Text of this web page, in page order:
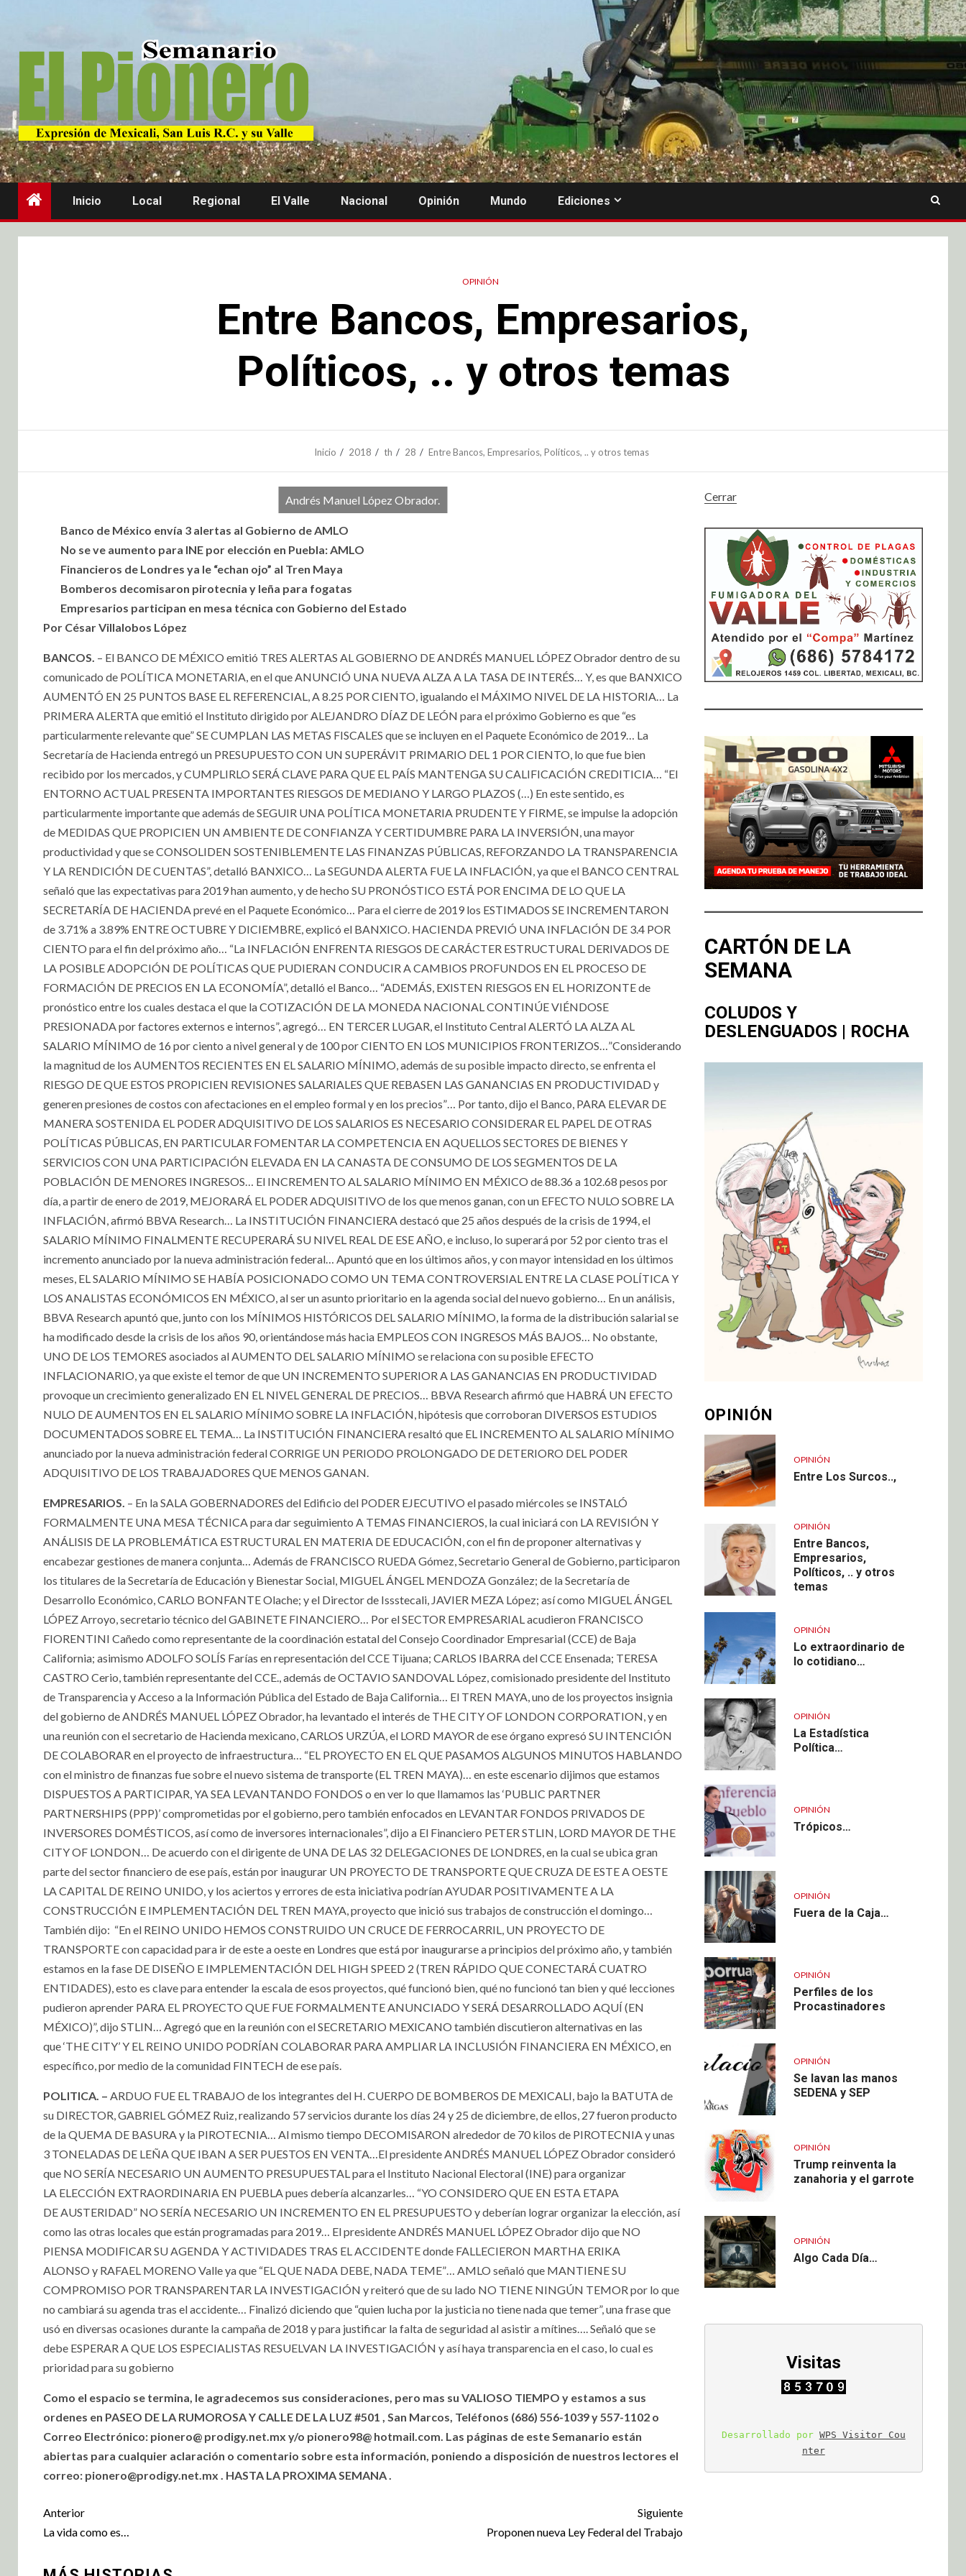
Inicio Local Regional El Valle Nacional Opinión Mundo Ediciones
OPINIÓN
Entre Bancos, Empresarios,
Políticos, .. y otros temas
Inicio 2018 th 28 Entre Bancos, Empresarios, Políticos, .. y otros temas
Andrés Manuel López Obrador.
Banco de México envía 3 alertas al Gobierno de AMLO
No se ve aumento para INE por elección en Puebla: AMLO
Financieros de Londres ya le “echan ojo” al Tren Maya
Bomberos decomisaron pirotecnia y leña para fogatas
Empresarios participan en mesa técnica con Gobierno del Estado
Por César Villalobos López
BANCOS. – El BANCO DE MÉXICO emitió TRES ALERTAS AL GOBIERNO DE ANDRÉS MANUEL LÓPEZ Obrador dentro de su
comunicado de POLÍTICA MONETARIA, en el que ANUNCIÓ UNA NUEVA ALZA A LA TASA DE INTERÉS… Y, es que BANXICO
AUMENTÓ EN 25 PUNTOS BASE EL REFERENCIAL, A 8.25 POR CIENTO, igualando el MÁXIMO NIVEL DE LA HISTORIA… La
PRIMERA ALERTA que emitió el Instituto dirigido por ALEJANDRO DÍAZ DE LEÓN para el próximo Gobierno es que “es
particularmente relevante que” SE CUMPLAN LAS METAS FISCALES que se incluyen en el Paquete Económico de 2019… La
Secretaría de Hacienda entregó un PRESUPUESTO CON UN SUPERÁVIT PRIMARIO DEL 1 POR CIENTO, lo que fue bien
recibido por los mercados, y CUMPLIRLO SERÁ CLAVE PARA QUE EL PAÍS MANTENGA SU CALIFICACIÓN CREDITICIA… “El
ENTORNO ACTUAL PRESENTA IMPORTANTES RIESGOS DE MEDIANO Y LARGO PLAZOS (…) En este sentido, es
particularmente importante que además de SEGUIR UNA POLÍTICA MONETARIA PRUDENTE Y FIRME, se impulse la adopción
de MEDIDAS QUE PROPICIEN UN AMBIENTE DE CONFIANZA Y CERTIDUMBRE PARA LA INVERSIÓN, una mayor
productividad y que se CONSOLIDEN SOSTENIBLEMENTE LAS FINANZAS PÚBLICAS, REFORZANDO LA TRANSPARENCIA
Y LA RENDICIÓN DE CUENTAS”, detalló BANXICO… La SEGUNDA ALERTA FUE LA INFLACIÓN, ya que el BANCO CENTRAL
señaló que las expectativas para 2019 han aumento, y de hecho SU PRONÓSTICO ESTÁ POR ENCIMA DE LO QUE LA
SECRETARÍA DE HACIENDA prevé en el Paquete Económico… Para el cierre de 2019 los ESTIMADOS SE INCREMENTARON
de 3.71% a 3.89% ENTRE OCTUBRE Y DICIEMBRE, explicó el BANXICO. HACIENDA PREVIÓ UNA INFLACIÓN DE 3.4 POR
CIENTO para el fin del próximo año… “La INFLACIÓN ENFRENTA RIESGOS DE CARÁCTER ESTRUCTURAL DERIVADOS DE
LA POSIBLE ADOPCIÓN DE POLÍTICAS QUE PUDIERAN CONDUCIR A CAMBIOS PROFUNDOS EN EL PROCESO DE
FORMACIÓN DE PRECIOS EN LA ECONOMÍA”, detalló el Banco… “ADEMÁS, EXISTEN RIESGOS EN EL HORIZONTE de
pronóstico entre los cuales destaca el que la COTIZACIÓN DE LA MONEDA NACIONAL CONTINÚE VIÉNDOSE
PRESIONADA por factores externos e internos”, agregó… EN TERCER LUGAR, el Instituto Central ALERTÓ LA ALZA AL
SALARIO MÍNIMO de 16 por ciento a nivel general y de 100 por CIENTO EN LOS MUNICIPIOS FRONTERIZOS…”Considerando
la magnitud de los AUMENTOS RECIENTES EN EL SALARIO MÍNIMO, además de su posible impacto directo, se enfrenta el
RIESGO DE QUE ESTOS PROPICIEN REVISIONES SALARIALES QUE REBASEN LAS GANANCIAS EN PRODUCTIVIDAD y
generen presiones de costos con afectaciones en el empleo formal y en los precios”… Por tanto, dijo el Banco, PARA ELEVAR DE
MANERA SOSTENIDA EL PODER ADQUISITIVO DE LOS SALARIOS ES NECESARIO CONSIDERAR EL PAPEL DE OTRAS
POLÍTICAS PÚBLICAS, EN PARTICULAR FOMENTAR LA COMPETENCIA EN AQUELLOS SECTORES DE BIENES Y
SERVICIOS CON UNA PARTICIPACIÓN ELEVADA EN LA CANASTA DE CONSUMO DE LOS SEGMENTOS DE LA
POBLACIÓN DE MENORES INGRESOS… El INCREMENTO AL SALARIO MÍNIMO EN MÉXICO de 88.36 a 102.68 pesos por
día, a partir de enero de 2019, MEJORARÁ EL PODER ADQUISITIVO de los que menos ganan, con un EFECTO NULO SOBRE LA
INFLACIÓN, afirmó BBVA Research… La INSTITUCIÓN FINANCIERA destacó que 25 años después de la crisis de 1994, el
SALARIO MÍNIMO FINALMENTE RECUPERARÁ SU NIVEL REAL DE ESE AÑO, e incluso, lo superará por 52 por ciento tras el
incremento anunciado por la nueva administración federal… Apuntó que en los últimos años, y con mayor intensidad en los últimos
meses, EL SALARIO MÍNIMO SE HABÍA POSICIONADO COMO UN TEMA CONTROVERSIAL ENTRE LA CLASE POLÍTICA Y
LOS ANALISTAS ECONÓMICOS EN MÉXICO, al ser un asunto prioritario en la agenda social del nuevo gobierno… En un análisis,
BBVA Research apuntó que, junto con los MÍNIMOS HISTÓRICOS DEL SALARIO MÍNIMO, la forma de la distribución salarial se
ha modificado desde la crisis de los años 90, orientándose más hacia EMPLEOS CON INGRESOS MÁS BAJOS… No obstante,
UNO DE LOS TEMORES asociados al AUMENTO DEL SALARIO MÍNIMO se relaciona con su posible EFECTO
INFLACIONARIO, ya que existe el temor de que UN INCREMENTO SUPERIOR A LAS GANANCIAS EN PRODUCTIVIDAD
provoque un crecimiento generalizado EN EL NIVEL GENERAL DE PRECIOS… BBVA Research afirmó que HABRÁ UN EFECTO
NULO DE AUMENTOS EN EL SALARIO MÍNIMO SOBRE LA INFLACIÓN, hipótesis que corroboran DIVERSOS ESTUDIOS
DOCUMENTADOS SOBRE EL TEMA… La INSTITUCIÓN FINANCIERA resaltó que EL INCREMENTO AL SALARIO MÍNIMO
anunciado por la nueva administración federal CORRIGE UN PERIODO PROLONGADO DE DETERIORO DEL PODER
ADQUISITIVO DE LOS TRABAJADORES QUE MENOS GANAN.
EMPRESARIOS. – En la SALA GOBERNADORES del Edificio del PODER EJECUTIVO el pasado miércoles se INSTALÓ
FORMALMENTE UNA MESA TÉCNICA para dar seguimiento A TEMAS FINANCIEROS, la cual iniciará con LA REVISIÓN Y
ANÁLISIS DE LA PROBLEMÁTICA ESTRUCTURAL EN MATERIA DE EDUCACIÓN, con el fin de proponer alternativas y
encabezar gestiones de manera conjunta… Además de FRANCISCO RUEDA Gómez, Secretario General de Gobierno, participaron
los titulares de la Secretaría de Educación y Bienestar Social, MIGUEL ÁNGEL MENDOZA González; de la Secretaría de
Desarrollo Económico, CARLO BONFANTE Olache; y el Director de Issstecali, JAVIER MEZA López; así como MIGUEL ÁNGEL
LÓPEZ Arroyo, secretario técnico del GABINETE FINANCIERO… Por el SECTOR EMPRESARIAL acudieron FRANCISCO
FIORENTINI Cañedo como representante de la coordinación estatal del Consejo Coordinador Empresarial (CCE) de Baja
California; asimismo ADOLFO SOLÍS Farías en representación del CCE Tijuana; CARLOS IBARRA del CCE Ensenada; TERESA
CASTRO Cerio, también representante del CCE., además de OCTAVIO SANDOVAL López, comisionado presidente del Instituto
de Transparencia y Acceso a la Información Pública del Estado de Baja California… El TREN MAYA, uno de los proyectos insignia
del gobierno de ANDRÉS MANUEL LÓPEZ Obrador, ha levantado el interés de THE CITY OF LONDON CORPORATION, y en
una reunión con el secretario de Hacienda mexicano, CARLOS URZÚA, el LORD MAYOR de ese órgano expresó SU INTENCIÓN
DE COLABORAR en el proyecto de infraestructura… “EL PROYECTO EN EL QUE PASAMOS ALGUNOS MINUTOS HABLANDO
con el ministro de finanzas fue sobre el nuevo sistema de transporte (EL TREN MAYA)… en este escenario dijimos que estamos
DISPUESTOS A PARTICIPAR, YA SEA LEVANTANDO FONDOS o en ver lo que llamamos las ‘PUBLIC PARTNER
PARTNERSHIPS (PPP)’ comprometidas por el gobierno, pero también enfocados en LEVANTAR FONDOS PRIVADOS DE
INVERSORES DOMÉSTICOS, así como de inversores internacionales”, dijo a El Financiero PETER STLIN, LORD MAYOR DE THE
CITY OF LONDON… De acuerdo con el dirigente de UNA DE LAS 32 DELEGACIONES DE LONDRES, en la cual se ubica gran
parte del sector financiero de ese país, están por inaugurar UN PROYECTO DE TRANSPORTE QUE CRUZA DE ESTE A OESTE
LA CAPITAL DE REINO UNIDO, y los aciertos y errores de esta iniciativa podrían AYUDAR POSITIVAMENTE A LA
CONSTRUCCIÓN E IMPLEMENTACIÓN DEL TREN MAYA, proyecto que inició sus trabajos de construcción el domingo…
También dijo: “En el REINO UNIDO HEMOS CONSTRUIDO UN CRUCE DE FERROCARRIL, UN PROYECTO DE
TRANSPORTE con capacidad para ir de este a oeste en Londres que está por inaugurarse a principios del próximo año, y también
estamos en la fase DE DISEÑO E IMPLEMENTACIÓN DEL HIGH SPEED 2 (TREN RÁPIDO QUE CONECTARÁ CUATRO
ENTIDADES), esto es clave para entender la escala de esos proyectos, qué funcionó bien, qué no funcionó tan bien y qué lecciones
pudieron aprender PARA EL PROYECTO QUE FUE FORMALMENTE ANUNCIADO Y SERÁ DESARROLLADO AQUÍ (EN
MÉXICO)”, dijo STLIN… Agregó que en la reunión con el SECRETARIO MEXICANO también discutieron alternativas en las
que ‘THE CITY’ Y EL REINO UNIDO PODRÍAN COLABORAR PARA AMPLIAR LA INCLUSIÓN FINANCIERA EN MÉXICO, en
específico, por medio de la comunidad FINTECH de ese país.
POLITICA. – ARDUO FUE EL TRABAJO de los integrantes del H. CUERPO DE BOMBEROS DE MEXICALI, bajo la BATUTA de
su DIRECTOR, GABRIEL GÓMEZ Ruiz, realizando 57 servicios durante los días 24 y 25 de diciembre, de ellos, 27 fueron producto
de la QUEMA DE BASURA y la PIROTECNIA… Al mismo tiempo DECOMISARON alrededor de 70 kilos de PIROTECNIA y unas
3 TONELADAS DE LEÑA QUE IBAN A SER PUESTOS EN VENTA…El presidente ANDRÉS MANUEL LÓPEZ Obrador consideró
que NO SERÍA NECESARIO UN AUMENTO PRESUPUESTAL para el Instituto Nacional Electoral (INE) para organizar
LA ELECCIÓN EXTRAORDINARIA EN PUEBLA pues debería alcanzarles… “YO CONSIDERO QUE EN ESTA ETAPA
DE AUSTERIDAD” NO SERÍA NECESARIO UN INCREMENTO EN EL PRESUPUESTO y deberían lograr organizar la elección, así
como las otras locales que están programadas para 2019… El presidente ANDRÉS MANUEL LÓPEZ Obrador dijo que NO
PIENSA MODIFICAR SU AGENDA Y ACTIVIDADES TRAS EL ACCIDENTE donde FALLECIERON MARTHA ERIKA
ALONSO y RAFAEL MORENO Valle ya que “EL QUE NADA DEBE, NADA TEME”… AMLO señaló que MANTIENE SU
COMPROMISO POR TRANSPARENTAR LA INVESTIGACIÓN y reiteró que de su lado NO TIENE NINGÚN TEMOR por lo que
no cambiará su agenda tras el accidente… Finalizó diciendo que “quien lucha por la justicia no tiene nada que temer”, una frase que
usó en diversas ocasiones durante la campaña de 2018 y para justificar la falta de seguridad al asistir a mítines…. Señaló que se
debe ESPERAR A QUE LOS ESPECIALISTAS RESUELVAN LA INVESTIGACIÓN y así haya transparencia en el caso, lo cual es
prioridad para su gobierno
Como el espacio se termina, le agradecemos sus consideraciones, pero mas su VALIOSO TIEMPO y estamos a sus
ordenes en PASEO DE LA RUMOROSA Y CALLE DE LA LUZ #501 , San Marcos, Teléfonos (686) 556-1039 y 557-1102 o
Correo Electrónico: pionero@ prodigy.net.mx y/o pionero98@ hotmail.com. Las páginas de este Semanario están
abiertas para cualquier aclaración o comentario sobre esta información, poniendo a disposición de nuestros lectores el
correo: pionero@prodigy.net.mx . HASTA LA PROXIMA SEMANA .
Anterior
La vida como es…
Siguiente
Proponen nueva Ley Federal del Trabajo
Cerrar
CARTÓN DE LA
SEMANA
COLUDOS Y
DESLENGUADOS | ROCHA
OPINIÓN
OPINIÓN
Entre Los Surcos..,
OPINIÓN
Entre Bancos,
Empresarios,
Políticos, .. y otros
temas
OPINIÓN
Lo extraordinario de
lo cotidiano…
OPINIÓN
La Estadística
Política…
OPINIÓN
Trópicos…
OPINIÓN
Fuera de la Caja…
OPINIÓN
Perfiles de los
Procastinadores
OPINIÓN
Se lavan las manos
SEDENA y SEP
OPINIÓN
Trump reinventa la
zanahoria y el garrote
OPINIÓN
Algo Cada Día…
Visitas
Desarrollado por WPS Visitor Cou
nter